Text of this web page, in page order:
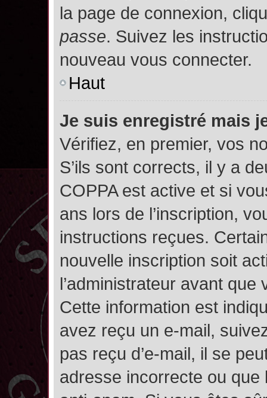
la page de connexion,
passe. Suivez les
nouveau vous connecter.
Haut
Je suis enregistré mais
Vérifiez, en premier, vos
S’ils sont corrects, il y a
COPPA est active et si
ans lors de l’inscription,
instructions reçues.
nouvelle inscription soit
l’administrateur avant
Cette information est
avez reçu un e-mail,
pas reçu d’e-mail, il se
adresse incorrecte ou que